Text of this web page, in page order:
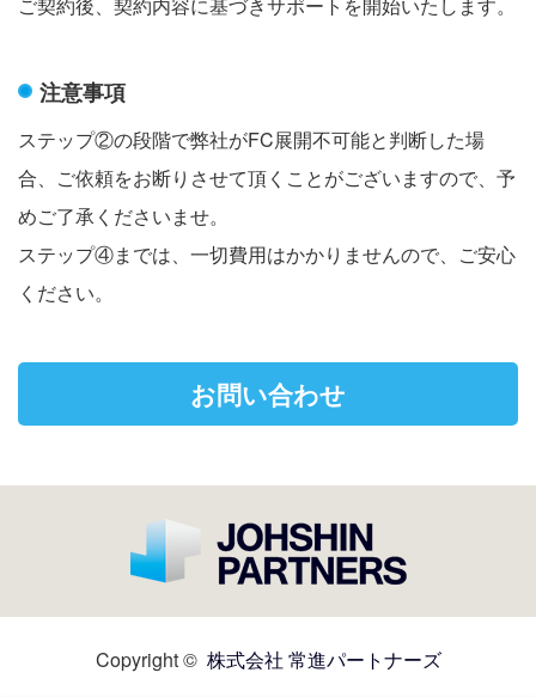
注意事項
ステップ②の段階で弊社がFC展開不可能と判断した場
合、ご依頼をお断りさせて頂くことがございますので、予
めご了承くださいませ。
ステップ④までは、一切費用はかかりませんので、ご安心
ください。
お問い合わせ
Copyright © 株式会社 常進パートナーズ